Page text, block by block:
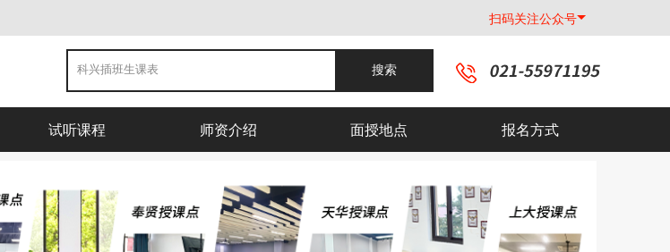
扫码关注公众号
搜索
试听课程 师资介绍 面授地点 报名方式